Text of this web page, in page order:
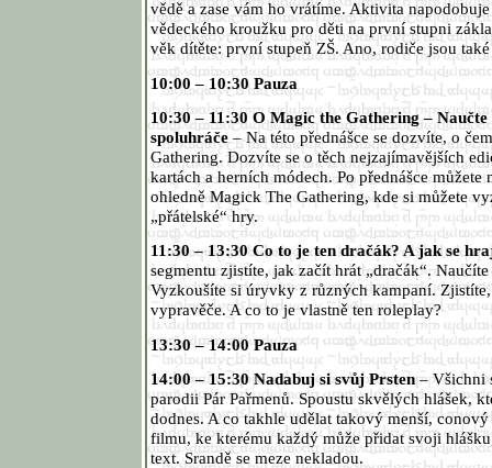
vědě a zase vám ho vrátíme. Aktivita
vědeckého kroužku pro děti na první stupni
věk dítěte: první stupeň ZŠ. Ano, rodiče jsou
10:00 – 10:30 Pauza
10:30 – 11:30 O Magic the Gathering – Naučte
spoluhráče – Na této přednášce se dozvíte, o
Gathering. Dozvíte se o těch nejzajímavějších
kartách a herních módech. Po přednášce
ohledně Magick The Gathering, kde si můžete
„přátelské“ hry.
11:30 – 13:30 Co to je ten dračák? A jak se
segmentu zjistíte, jak začít hrát „dračák“.
Vyzkoušíte si úryvky z různých kampaní.
vypravěče. A co to je vlastně ten roleplay?
13:30 – 14:00 Pauza
14:00 – 15:30 Nadabuj si svůj Prsten– Všichni
parodii Pár Pařmenů. Spoustu skvělých hlášek,
dodnes. A co takhle udělat takový menší,
filmu, ke kterému každý může přidat svoji
text. Srandě se meze nekladou.